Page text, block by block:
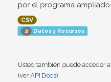
por el programa ampliado
CSV
2 Datos y Recursos
Usted también puede acceder
(ver API Docs).